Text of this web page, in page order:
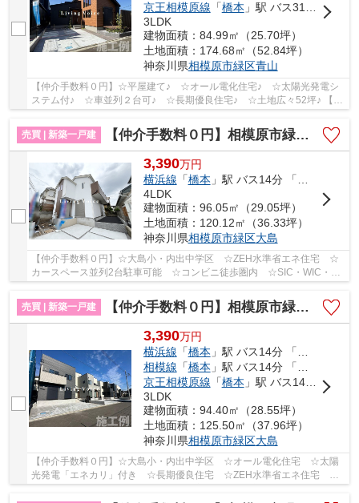
京王相模原線 「橋本 」駅 バス31分 「関」 停歩8分
3LDK
建物面積：84.99㎡（25.70坪）
土地面積：174.68㎡（52.84坪）
神奈川県相模原市緑区青山
【仲介手数料０円】☆平屋建て♪ ☆オール電化住宅♪ ☆太陽光発電シ
ステム付♪ ☆車並列２台可♪ ☆長期優良住宅♪ ☆土地広々52坪♪ 【相
売買 | 新築一戸建
【仲介手数料０円】相模原市緑区大島1期 新築一戸建て
3,390万円
横浜線 「橋本 」駅 バス14分 「上大島（神奈川県）」 停歩6分
4LDK
建物面積：96.05㎡（29.05坪）
土地面積：120.12㎡（36.33坪）
神奈川県相模原市緑区大島
【仲介手数料０円】☆大島小・内出中学区 ☆ZEH水準省エネ住宅 ☆
カースペース並列2台駐車可能 ☆コンビニ徒歩圏内 ☆SIC・WIC・パ
売買 | 新築一戸建
【仲介手数料０円】相模原市緑区大島 新築一戸建て 全3棟
3,390万円
横浜線 「橋本 」駅 バス14分 「上大島（神奈川県）」 停歩2分
相模線 「橋本 」駅 バス14分 「上大島（神奈川県）」 停歩2分
京王相模原線 「橋本 」駅 バス14分 「上大島（神奈川県）」 停歩2分
3LDK
建物面積：94.40㎡（28.55坪）
土地面積：125.50㎡（37.96坪）
神奈川県相模原市緑区大島
【仲介手数料０円】☆大島小・内出中学区 ☆オール電化住宅 ☆太陽
光発電「エネカリ」付き ☆長期優良住宅 ☆ZEH水準省エネ住宅 ☆